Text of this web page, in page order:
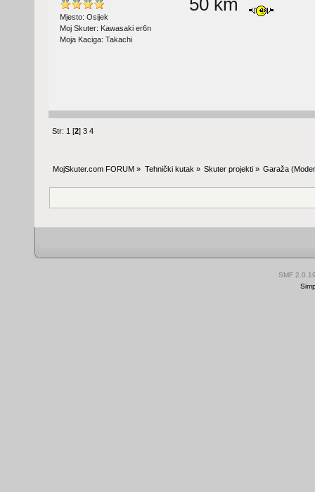
Mjesto: Osijek
Moj Skuter: Kawasaki er6n
Moja Kaciga: Takachi
Str: 1 [2]3 4
MojSkuter.com FORUM » Tehnički kutak » Skuter projekti» Garaža
SMF